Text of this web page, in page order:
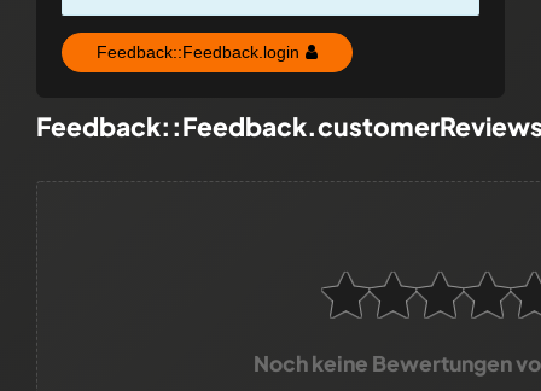
Feedback::Feedback.login
Noch keine Bewertungen